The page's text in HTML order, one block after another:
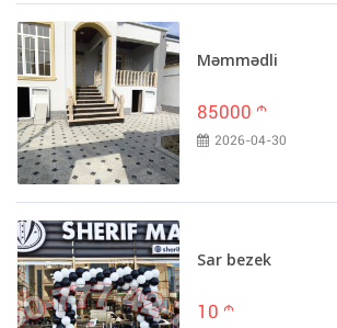
Məmmədli
85000 m
2026-04-30
Sar bezek
10 m